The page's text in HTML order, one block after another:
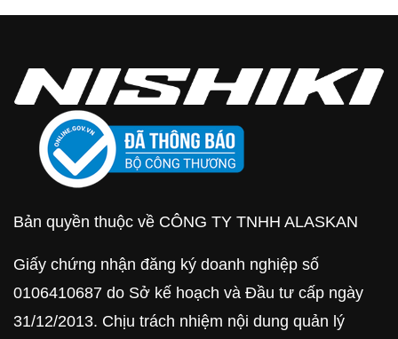
Bản quyền thuộc về CÔNG TY TNHH ALASKAN
Giấy chứng nhận đăng ký doanh nghiệp số
0106410687 do Sở kế hoạch và Đầu tư cấp ngày
31/12/2013. Chịu trách nhiệm nội dung quản lý